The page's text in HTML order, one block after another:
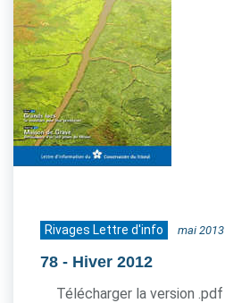
Rivages Lettre d'info mai 2013
78 - Hiver 2012
Télécharger la version .pdf